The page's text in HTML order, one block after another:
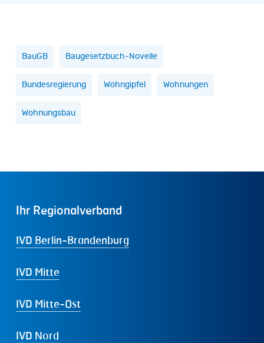
BauGB Baugesetzbuch-Novelle
Bundesregierung Wohngipfel Wohnungen
Wohnungsbau
Ihr Regionalverband
IVD Berlin-Brandenburg
IVD Mitte
IVD Mitte-Ost
IVD Nord